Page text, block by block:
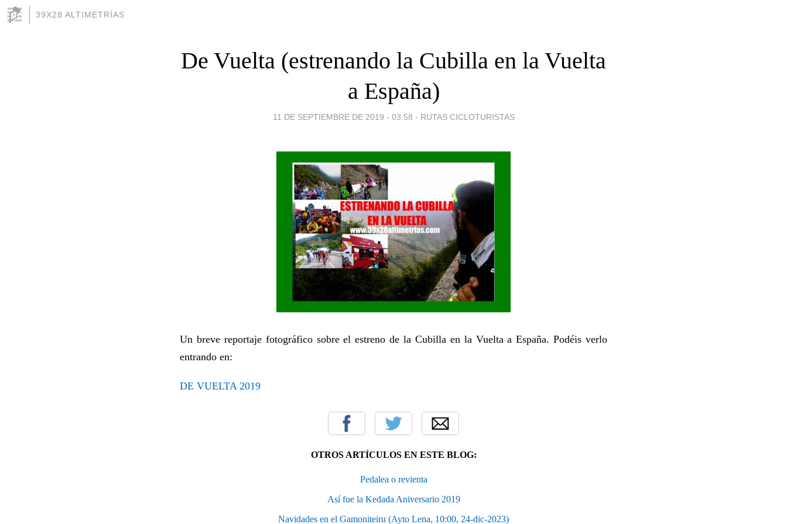
39X28 ALTIMETRÍAS
De Vuelta (estrenando la Cubilla en la Vuelta
a España)
11 DE SEPTIEMBRE DE 2019 - 03:58 - RUTAS CICLOTURISTAS
Un breve reportaje fotográfico sobre el estreno de la Cubilla en la Vuelta a España. Podéis verlo
entrando en:
DE VUELTA 2019
OTROS ARTÍCULOS EN ESTE BLOG:
Pedalea o revienta
Así fue la Kedada Aniversario 2019
Navidades en el Gamoniteiru (Ayto Lena, 10:00, 24-dic-2023)